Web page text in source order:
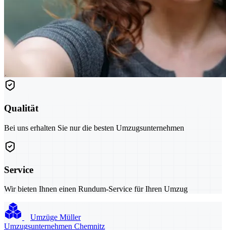
Qualität
Bei uns erhalten Sie nur die besten Umzugsunternehmen
Service
Wir bieten Ihnen einen Rundum-Service für Ihren Umzug
Umzüge Müller
Umzugsunternehmen Chemnitz